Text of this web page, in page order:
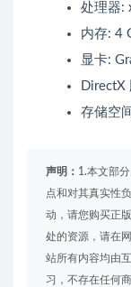
处理器:
内存: 4
显卡:
DirectX
存储空
声明： 1.本文部
点和对其真实性
动，请您购买正
处的资源，请在
站所有内容均由
习，不存在任何